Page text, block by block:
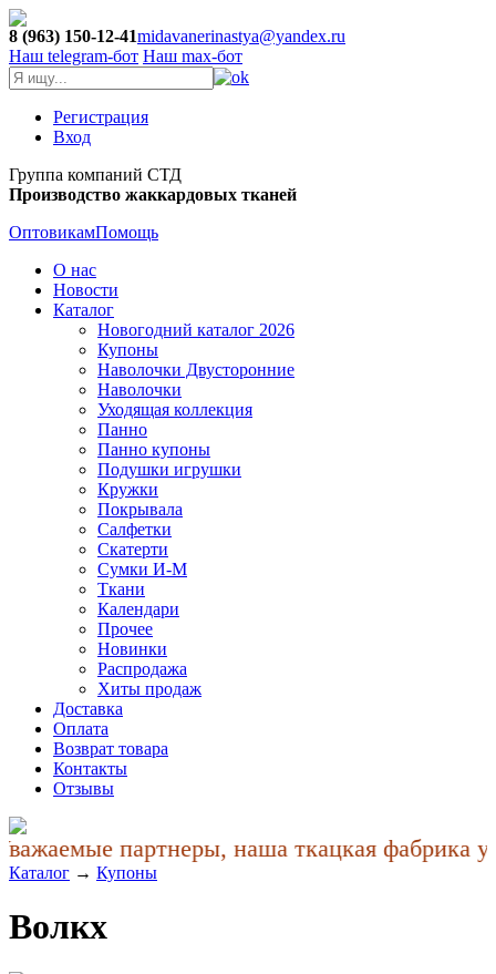
8 (963) 150-12-41midavanerinastya@yandex.ru
Наш telegram-бот Наш max-бот
Регистрация
Вход
Группа компаний СТД
Производство жаккардовых тканей
ОптовикамПомощь
О нас
Новости
Каталог
Новогодний каталог 2026
Купоны
Наволочки Двусторонние
Наволочки
Уходящая коллекция
Панно
Панно купоны
Подушки игрушки
Кружки
Покрывала
Салфетки
Скатерти
Сумки И-М
Ткани
Календари
Прочее
Новинки
Распродажа
Хиты продаж
Доставка
Оплата
Возврат товара
Контакты
Отзывы
партнеры, наша ткацкая фабрика
Каталог → Купоны
Волкx